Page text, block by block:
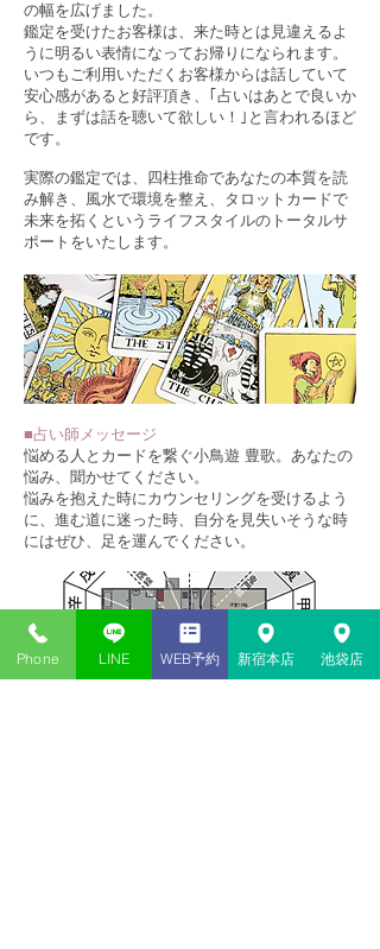
の幅を広げました。
鑑定を受けたお客様は、来た時とは見違えるよ
うに明るい表情になってお帰りになられます。
いつもご利用いただくお客様からは話していて
安心感があると好評頂き、｢占いはあとで良いか
ら、まずは話を聴いて欲しい！｣と言われるほど
です。
実際の鑑定では、四柱推命であなたの本質を読
み解き、風水で環境を整え、タロットカードで
未来を拓くというライフスタイルのトータルサ
ポートをいたします。
​■占い師メッセージ
悩める人とカードを繋ぐ小鳥遊 豊歌。あなたの
悩み、聞かせてください。
悩みを抱えた時にカウンセリングを受けるよう
に、進む道に迷った時、自分を見失いそうな時
にはぜひ、足を運んでください。
Phone LINE WEB予約 新宿本店 池袋店